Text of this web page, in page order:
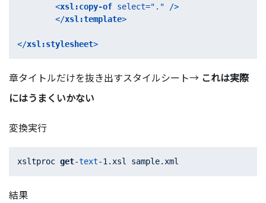
<xsl:copy-of select="." />
</xsl:template>
</xsl:stylesheet>
章タイトルだけを抜き出すスタイルシート→ これは実際
にはうまくいかない
変換実行
xsltproc get-text-1.
結果